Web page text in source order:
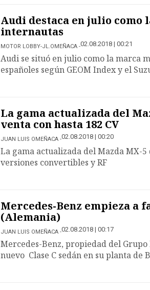
Audi destaca en julio como
internautas
MOTOR LOBBY-JL.OMEÑACA 02.08.2018 | 00:21
Audi se situó en julio como la marca
españoles según GEOM Index y el
La gama actualizada del
venta con hasta 182 CV
JUAN LUIS OMEÑACA 02.08.2018 | 00:20
La gama actualizada del Mazda MX-5
versiones convertibles y RF
Mercedes-Benz empieza a
(Alemania)
JUAN LUIS OMEÑACA 02.08.2018 | 00:17
Mercedes-Benz, propiedad del
nuevo Clase C sedán en su planta de